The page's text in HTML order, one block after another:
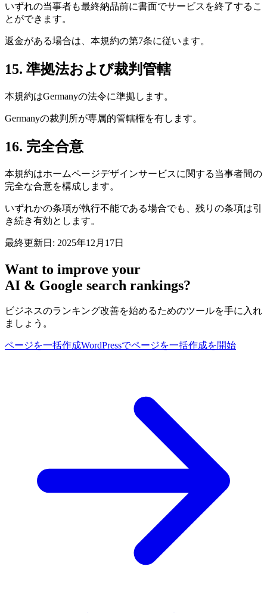
いずれの当事者も最終納品前に書面でサービスを終了するこ
とができます。
返金がある場合は、本規約の第7条に従います。
15. 準拠法および裁判管轄
本規約はGermanyの法令に準拠します。
Germanyの裁判所が専属的管轄権を有します。
16. 完全合意
本規約はホームページデザインサービスに関する当事者間の
完全な合意を構成します。
いずれかの条項が執行不能である場合でも、残りの条項は引
き続き有効とします。
最終更新日: 2025年12月17日
Want to improve your
AI & Google search rankings?
ビジネスのランキング改善を始めるためのツールを手に入れ
ましょう。
ページを一括作成WordPressでページを一括作成を開始